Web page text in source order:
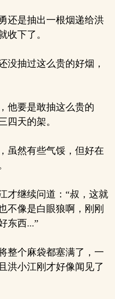
还是抽出一根烟递给洪
收下了。
抽过这么贵的好烟，
他要是敢抽这么贵的
四天的架。
虽然有些气馁，但好在
才继续问道：“叔，这就
不像是白眼狼啊，刚刚
东西...”
整个麻袋都塞满了，一
洪小江刚才好像闻见了